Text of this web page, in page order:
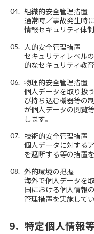
組織的安全管理措置
通常時／事故発生時
情報セキュリティ体
人的安全管理措置
セキュリティレベル
的なセキュリティ教
物理的安全管理措置
個人データを取り扱
び持ち込む機器等の
が個人データの閲覧
します。
技術的安全管理措置
個人データに対する
を遮断する等の措置
外的環境の把握
海外で個人データを
国における個人情報
管理措置を実施してい
9．特定個人情報